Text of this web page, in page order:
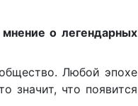
о легендарных
Любой эпохе
значит, что появится